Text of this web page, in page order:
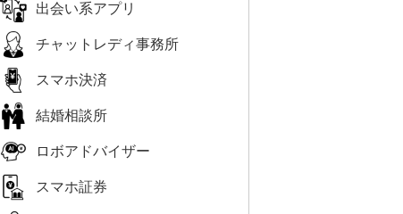
出会い系アプリ
チャットレディ事務所
スマホ決済
結婚相談所
ロボアドバイザー
スマホ証券